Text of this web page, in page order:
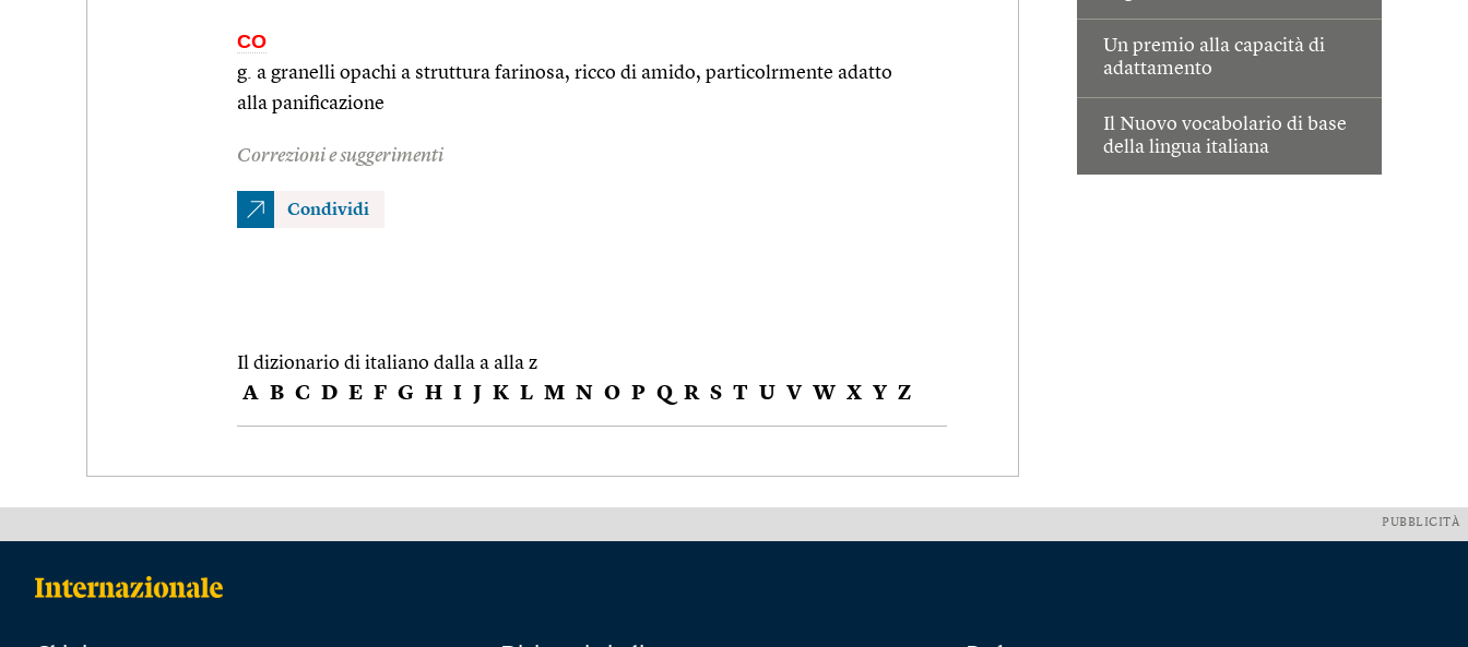
Un premio alla capacità di
adattamento
Il Nuovo vocabolario di base
della lingua italiana
CO
g. a granelli opachi a struttura farinosa, ricco di amido, particolrmente adatto
alla panificazione
Correzioni e suggerimenti
Condividi
Il dizionario di italiano dalla a alla z
A B C D E F G H I J K L M N O P Q R S T U V W X Y Z
PUBBLICITÀ